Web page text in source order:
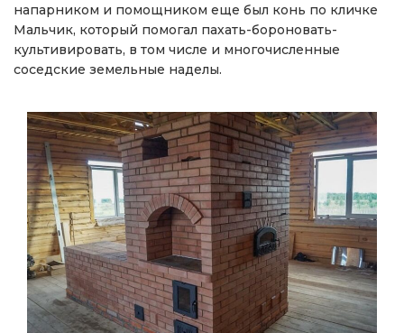
напарником и помощником еще был конь по кличке
Мальчик, который помогал пахать-бороновать-
культивировать, в том числе и многочисленные
соседские земельные наделы.